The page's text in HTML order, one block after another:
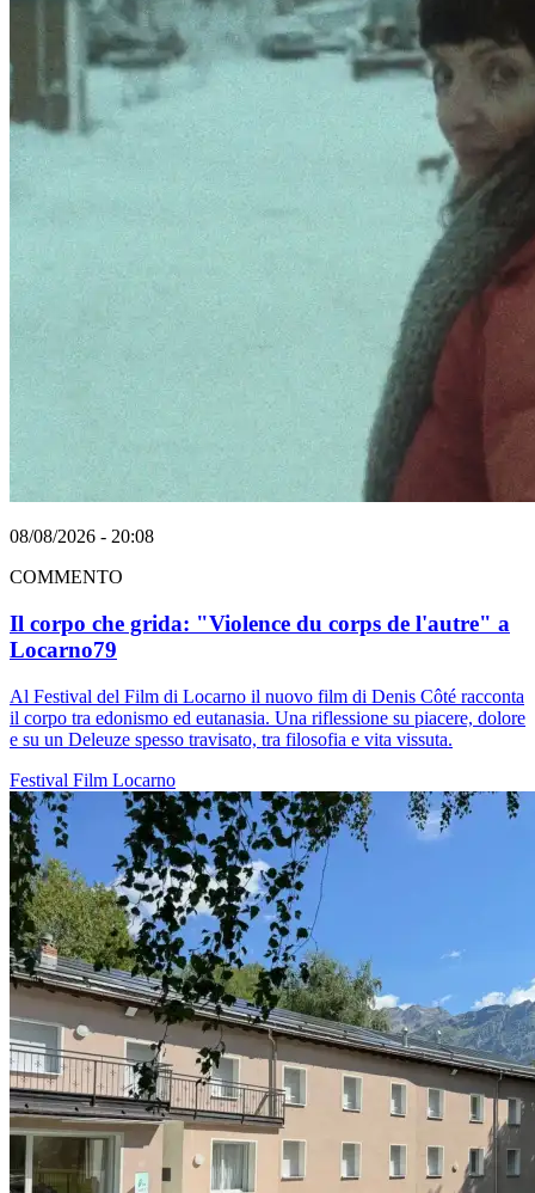
08/08/2026 - 20:08
COMMENTO
Il corpo che grida: "Violence du corps de l'autre" a
Locarno79
Al Festival del Film di Locarno il nuovo film di Denis Côté racconta
il corpo tra edonismo ed eutanasia. Una riflessione su piacere, dolore
e su un Deleuze spesso travisato, tra filosofia e vita vissuta.
Festival Film Locarno